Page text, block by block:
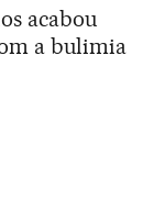
acabou
a bulimia